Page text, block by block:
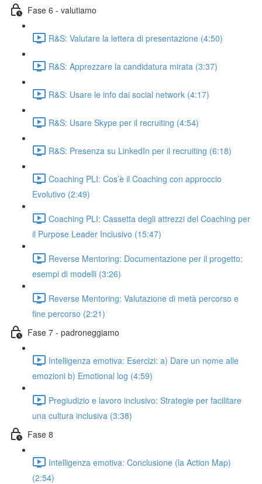
Fase 6 - valutiamo
R&S: Valutare la lettera di presentazione (4:50)
R&S: Apprezzare la candidatura mirata (3:37)
R&S: Usare le info dai social network (4:17)
R&S: Usare Skype per il recruiting (4:54)
R&S: Presenza su LinkedIn per il recruiting (6:18)
Coaching PLI: Cos’è il Coaching con approccio
Evolutivo (2:49)
Coaching PLI: Cassetta degli attrezzi del Coaching per
il Purpose Leader Inclusivo (15:47)
Reverse Mentoring: Documentazione per il progetto:
esempi di modelli (3:26)
Reverse Mentoring: Valutazione di metà percorso e
fine percorso (2:21)
Fase 7 - padroneggiamo
Intelligenza emotiva: Esercizi: a) Dare un nome alle
emozioni b) Emotional log (4:59)
Pregiudizio e lavoro inclusivo: Strategie per facilitare
una cultura inclusiva (3:38)
Fase 8
Intelligenza emotiva: Conclusione (la Action Map)
(2:54)